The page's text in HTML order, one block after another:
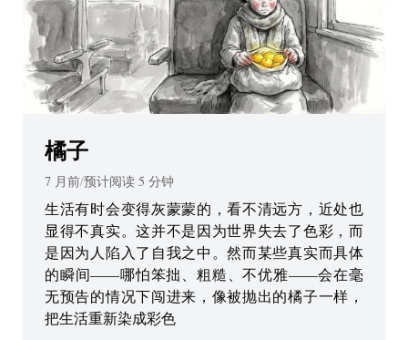
橘子
7 月前/预计阅读 5 分钟
生活有时会变得灰蒙蒙的，看不清远方，近处也
显得不真实。这并不是因为世界失去了色彩，而
是因为人陷入了自我之中。然而某些真实而具体
的瞬间——哪怕笨拙、粗糙、不优雅——会在毫
无预告的情况下闯进来，像被抛出的橘子一样，
把生活重新染成彩色